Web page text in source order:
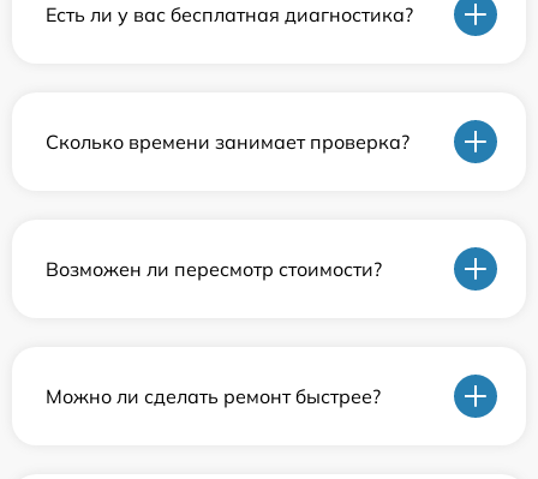
Есть ли у вас бесплатная диагностика?
Сколько времени занимает проверка?
Возможен ли пересмотр стоимости?
Можно ли сделать ремонт быстрее?